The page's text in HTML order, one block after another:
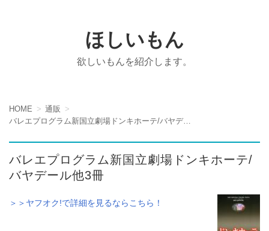
ほしいもん
欲しいもんを紹介します。
HOME
通販
バレエプログラム新国立劇場ドンキホーテ/バヤデール他3冊
バレエプログラム新国立劇場ドンキホーテ/
バヤデール他3冊
＞＞ヤフオク!で詳細を見るならこちら！